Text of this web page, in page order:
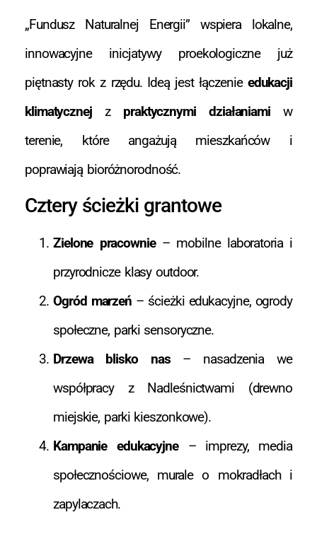
„Fundusz Naturalnej Energii” wspiera lokalne,
innowacyjne inicjatywy proekologiczne już
piętnasty rok z rzędu. Ideą jest łączenie edukacji
klimatycznejz praktycznymi działaniamiw
terenie, które angażują mieszkańców i
poprawiają bioróżnorodność.
Cztery ścieżki grantowe
Zielone pracownie– mobilne laboratoria i
przyrodnicze klasy outdoor.
Ogród marzeń – ścieżki edukacyjne, ogrody
społeczne, parki sensoryczne.
Drzewa blisko nas– nasadzenia we
współpracy z Nadleśnictwami (drewno
miejskie, parki kieszonkowe).
Kampanie edukacyjne– imprezy, media
społecznościowe, murale o mokradłach i
zapylaczach.